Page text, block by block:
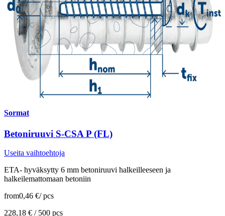
Sormat
Betoniruuvi S-CSA P (FL)
Useita vaihtoehtoja
ETA- hyväksytty 6 mm betoniruuvi halkeilleeseen ja
halkeilemattomaan betoniin
from0,46 €/ pcs
228,18 € / 500 pcs